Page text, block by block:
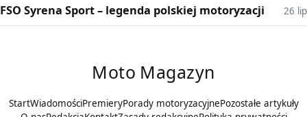
FSO Syrena Sport – legenda polskiej motoryzacji 26 lip
Moto Magazyn
StartWiadomościPremieryPorady motoryzacyjnePozostałe artykuły